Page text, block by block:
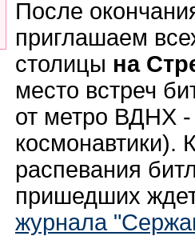
После
приглашаем
столицы на
место встреч
от метро ВДНХ
космонавтики).
распевания
пришедших
журнала